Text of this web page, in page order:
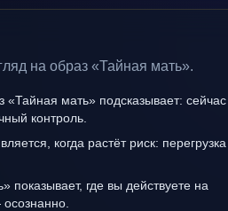
на образ «Тайная мать».
«Тайная мать» подсказывает: сейчас
контроль.
когда растёт риск: перегрузка
показывает, где вы действуете на